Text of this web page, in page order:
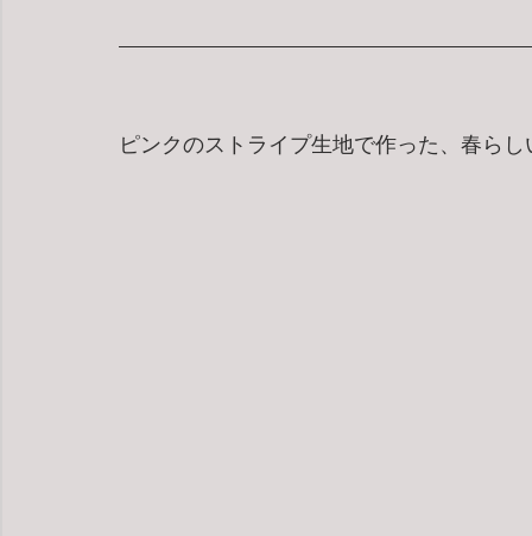
ピンクのストライプ生地で作った、春ら